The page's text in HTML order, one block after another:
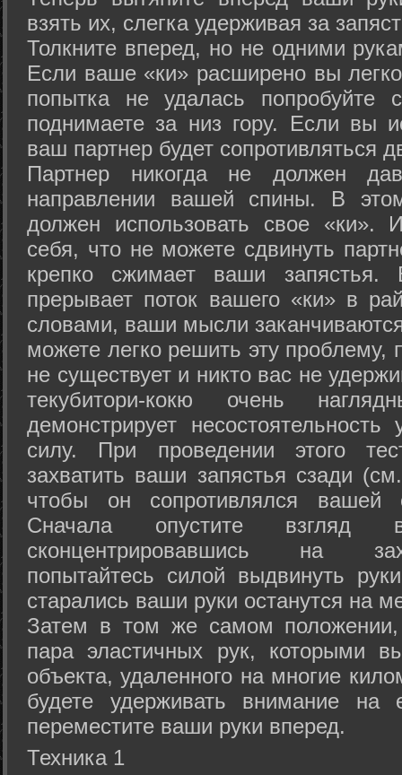
взять их, слегка удерживая за
Толкните вперед, но не одними
Если ваше «ки» расширено вы
попытка не удалась попробуйте
поднимаете за низ гору. Если вы
ваш партнер будет сопротивляться
Партнер никогда не должен
направлении вашей спины. В
должен использовать свое «ки».
себя, что не можете сдвинуть
крепко сжимает ваши запястья.
прерывает поток вашего «ки» в
словами, ваши мысли
можете легко решить эту проблему,
не существует и никто вас не
текубитори-кокю очень
демонстрирует
силу. При проведении этого
захватить ваши запястья сзади
чтобы он сопротивлялся вашей
Сначала опустите
сконцентрировавшись на
попытайтесь силой выдвинуть
старались ваши руки останутся на
Затем в том же самом положении,
пара эластичных рук, которыми
объекта, удаленного на многие
будете удерживать внимание на
переместите ваши руки вперед.
Техника 1